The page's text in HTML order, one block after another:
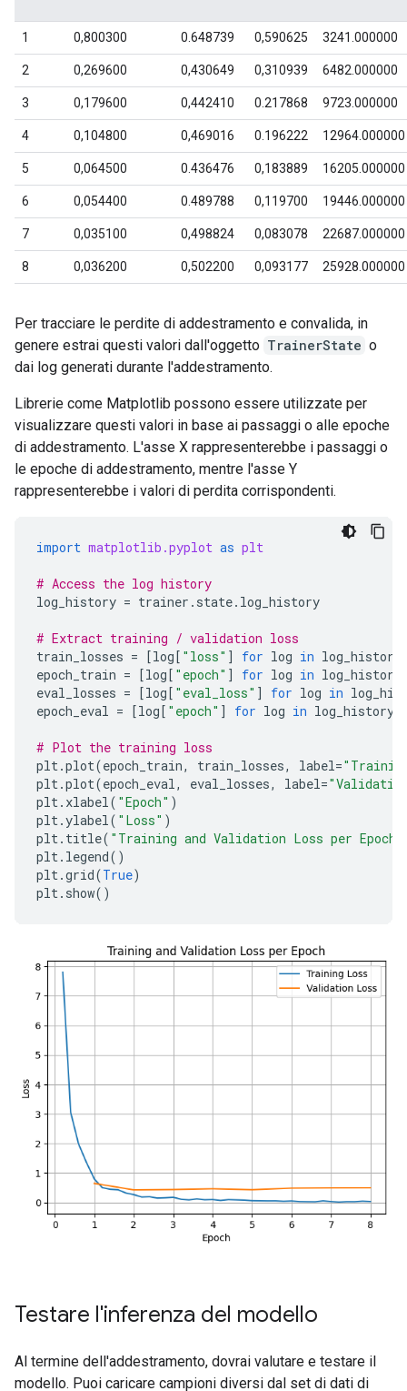
Per tracciare le perdite di addestramento e convalida, in
genere estrai questi valori dall'oggetto TrainerState o
dai log generati durante l'addestramento.
Librerie come Matplotlib possono essere utilizzate per
visualizzare questi valori in base ai passaggi o alle epoche
di addestramento. L'asse X rappresenterebbe i passaggi o
le epoche di addestramento, mentre l'asse Y
rappresenterebbe i valori di perdita corrispondenti.
import matplotlib.pyplot as plt
# Access the log history
log_history = trainer . state. log_history
# Extract training / validation loss
train_losses = [log[ "loss" ] for log in log_history
epoch_train = [log[ "epoch" ] for log in log_history
eval_losses = [log[ "eval_loss" ] for log in
epoch_eval = [log[ "epoch" ] for log in log_history
# Plot the training loss
plt.plot(epoch_train, train_losses, label=
plt.plot(epoch_eval, eval_losses, label=
plt. xlabel( "Epoch" )
plt.ylabel( "Loss" )
plt. title( "Training and Validation Loss per Epoch"
plt. legend()
plt.grid(True)
plt. show()
Testare l'inferenza del modello
Al termine dell'addestramento, dovrai valutare e testare il
modello. Puoi caricare campioni diversi dal set di dati di